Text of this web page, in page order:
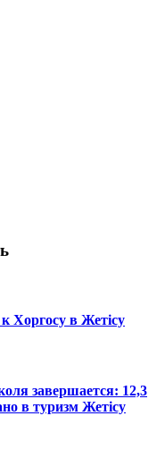
Хоргосу в Жетісу
завершается: 12,3
в туризм Жетісу